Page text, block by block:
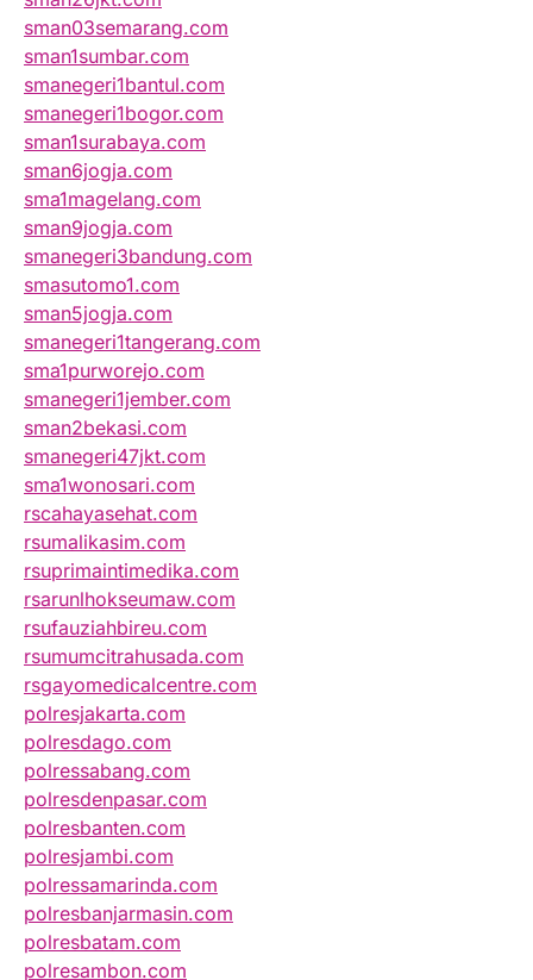
sman03semarang.com
sman1sumbar.com
smanegeri1bantul.com
smanegeri1bogor.com
sman1surabaya.com
sman6jogja.com
sma1magelang.com
sman9jogja.com
smanegeri3bandung.com
smasutomo1.com
sman5jogja.com
smanegeri1tangerang.com
sma1purworejo.com
smanegeri1jember.com
sman2bekasi.com
smanegeri47jkt.com
sma1wonosari.com
rscahayasehat.com
rsumalikasim.com
rsuprimaintimedika.com
rsarunlhokseumaw.com
rsufauziahbireu.com
rsumumcitrahusada.com
rsgayomedicalcentre.com
polresjakarta.com
polresdago.com
polressabang.com
polresdenpasar.com
polresbanten.com
polresjambi.com
polressamarinda.com
polresbanjarmasin.com
polresbatam.com
polresambon.com